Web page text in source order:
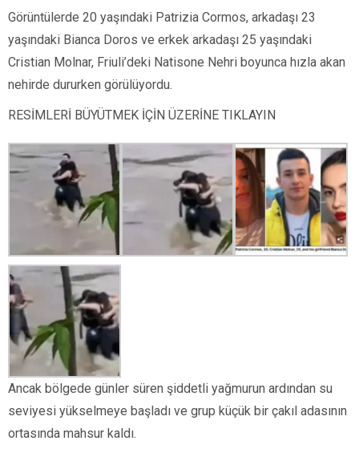
Görüntülerde 20 yaşındaki Patrizia Cormos, arkadaşı 23
yaşındaki Bianca Doros ve erkek arkadaşı 25 yaşındaki
Cristian Molnar, Friuli’deki Natisone Nehri boyunca hızla akan
nehirde dururken görülüyordu.
RESİMLERİ BÜYÜTMEK İÇİN ÜZERİNE TIKLAYIN
Ancak bölgede günler süren şiddetli yağmurun ardından su
seviyesi yükselmeye başladı ve grup küçük bir çakıl adasının
ortasında mahsur kaldı.